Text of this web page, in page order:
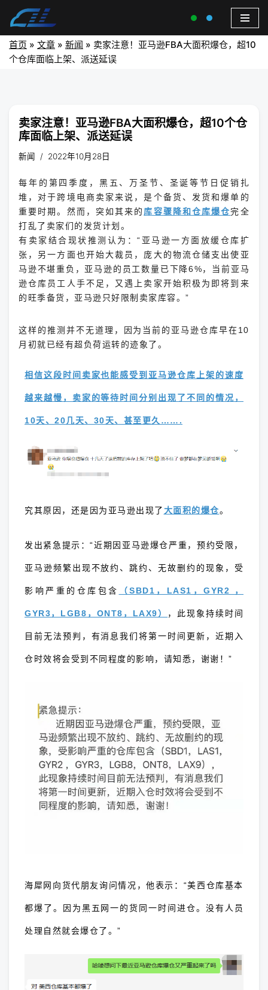
首页 » 文章 » 新闻 » 卖家注意！亚马逊FBA大面积爆仓，超10
个仓库面临上架、派送延误
卖家注意！亚马逊FBA大面积爆仓，超10个仓
库面临上架、派送延误
新闻 2022年10月28日
每年的第四季度，黑五、万圣节、圣诞等节日促销扎
堆，对于跨境电商卖家来说，是个备货、发货和爆单的
重要时期。 然而，突如其来的 库容骤降和仓库爆仓完全
打乱了卖家们的发货计划。
有卖家结合现状推测认为：“亚马逊一方面放缓仓库扩
张，另一方面也开始大裁员，庞大的物流仓储支出使亚
马逊不堪重负，亚马逊的员工数量已下降6%，当前亚马
逊仓库员工人手不足，又遇上卖家开始积极为即将到来
的旺季备货，亚马逊只好限制卖家库容。”
这样的推测并不无道理，因为当前的亚马逊仓库早在10
月初就已经有超负荷运转的迹象了。
相信这段时间卖家也能感受到亚马逊仓库上架的速度
越来越慢，卖家的等待时间分别出现了不同的情况，
10天、20几天、30天、甚至更久…….
究其原因，还是因为亚马逊出现了大面积的爆仓。
发出紧急提示：“近期因亚马逊爆仓严重，预约受限，
亚马逊频繁出现不放约、跳约、无故删约的现象，受
影响严重的仓库包含 （SBD1，LAS1，GYR2 ，
GYR3，LGB8，ONT8，LAX9） ，此现象持续时间
目前无法预判，有消息我们将第一时间更新，近期入
仓时效将会受到不同程度的影响，请知悉，谢谢！”
海犀网向货代朋友询问情况，他表示：“美西仓库基本
都爆了。因为黑五网一的货同一时间进仓。没有人员
处理自然就会爆仓了。”